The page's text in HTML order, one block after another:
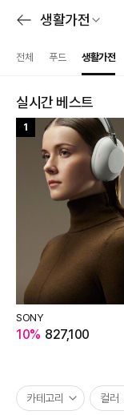
생활가전
전체 푸드 생활가전
실시간 베스트
1
SONY
10% 827,100
카테고리 컬러